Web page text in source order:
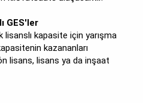
GES'ler
lisanslı kapasite için yarışma
kazananları
lisans, lisans ya da inşaat